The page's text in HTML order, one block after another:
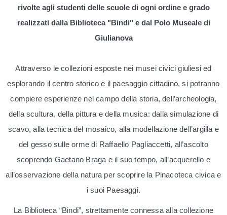
rivolte agli studenti delle scuole di ogni ordine e grado
realizzati dalla Biblioteca "Bindi" e dal Polo Museale di
Giulianova
Attraverso le collezioni esposte nei musei civici giuliesi ed
esplorando il centro storico e il paesaggio cittadino, si potranno
compiere esperienze nel campo della storia, dell’archeologia,
della scultura, della pittura e della musica: dalla simulazione di
scavo, alla tecnica del mosaico, alla modellazione dell’argilla e
del gesso sulle orme di Raffaello Pagliaccetti, all’ascolto
scoprendo Gaetano Braga e il suo tempo, all’acquerello e
all’osservazione della natura per scoprire la Pinacoteca civica e
i suoi Paesaggi.
La Biblioteca “Bindi”, strettamente connessa alla collezione